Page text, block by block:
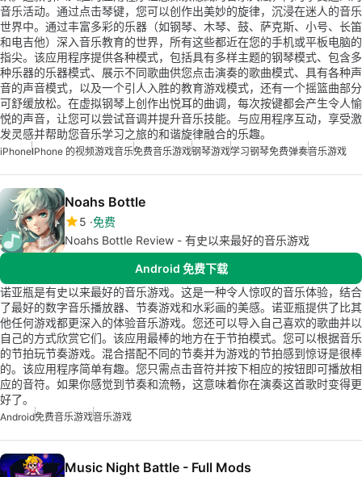
音乐活动。通过点击琴键，您可以创作出美妙的旋律，沉浸在迷人的音乐
世界中。通过丰富多彩的乐器（如钢琴、木琴、鼓、萨克斯、小号、长笛
和电吉他）深入音乐教育的世界，所有这些都近在您的手机或平板电脑的
指尖。该应用程序提供各种模式，包括具有多样主题的钢琴模式、包含多
种乐器的乐器模式、展示不同歌曲供您点击演奏的歌曲模式、具有各种声
音的声音模式，以及一个引人入胜的教育游戏模式，还有一个摇篮曲部分
可舒缓放松。在虚拟钢琴上创作出悦耳的曲调，每次按键都会产生令人愉
悦的声音，让您可以尝试音调并提升音乐技能。与应用程序互动，享受激
发灵感并帮助您音乐学习之旅的和谐旋律融合的乐趣。
iPhoneIPhone 的视频游戏音乐免费音乐游戏钢琴游戏学习钢琴免费弹奏音乐游戏
Noahs Bottle
5 免费
Noahs Bottle Review - 有史以来最好的音乐游戏
Android 免费下载
诺亚瓶是有史以来最好的音乐游戏。这是一种令人惊叹的音乐体验，结合
了最好的数字音乐播放器、节奏游戏和水彩画的美感。诺亚瓶提供了比其
他任何游戏都更深入的体验音乐游戏。您还可以导入自己喜欢的歌曲并以
自己的方式欣赏它们。该应用最棒的地方在于节拍模式。您可以根据音乐
的节拍玩节奏游戏。混合搭配不同的节奏并为游戏的节拍感到惊讶是很棒
的。该应用程序简单有趣。您只需点击音符并按下相应的按钮即可播放相
应的音符。如果你感觉到节奏和流畅，这意味着你在演奏这首歌时变得更
好了。
Android免费音乐游戏音乐游戏
Music Night Battle - Full Mods